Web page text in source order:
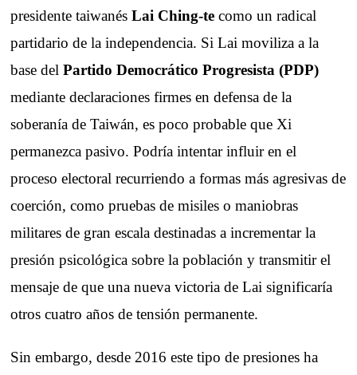
presidente taiwanésLai Ching-te como un radical
partidario de la independencia. Si Lai moviliza a la
base delPartido Democrático Progresista (PDP)
mediante declaraciones firmes en defensa de la
soberanía de Taiwán, es poco probable que Xi
permanezca pasivo. Podría intentar influir en el
proceso electoral recurriendo a formas más agresivas de
coerción, como pruebas de misiles o maniobras
militares de gran escala destinadas a incrementar la
presión psicológica sobre la población y transmitir el
mensaje de que una nueva victoria de Lai significaría
otros cuatro años de tensión permanente.
Sin embargo, desde 2016 este tipo de presiones ha